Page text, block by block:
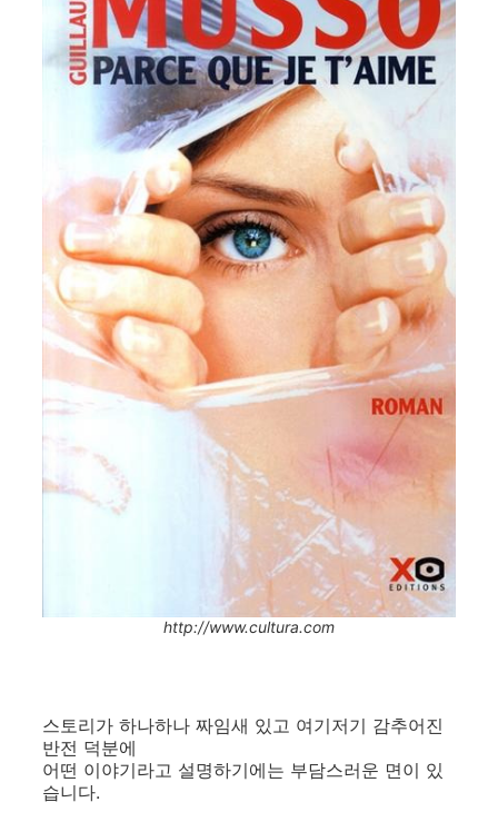
http://www.cultura.com
스토리가 하나하나 짜임새 있고 여기저기 감추어진
반전 덕분에
어떤 이야기라고 설명하기에는 부담스러운 면이 있
습니다.